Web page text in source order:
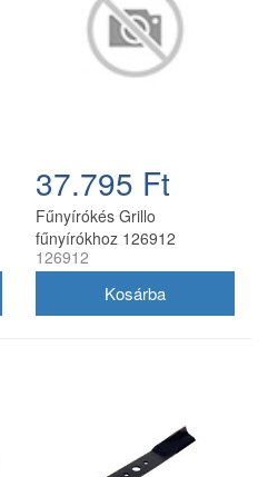
37.795 Ft
Fűnyírókés Grillo
fűnyírókhoz 126912
126912